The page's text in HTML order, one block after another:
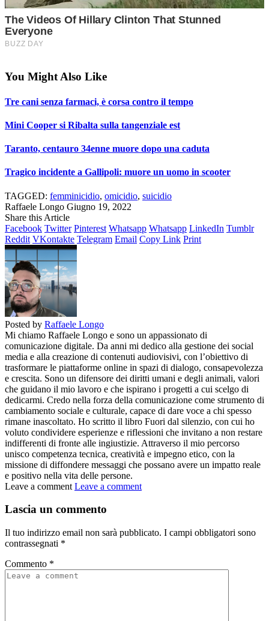
You Might Also Like
Tre cani senza farmaci, è corsa contro il tempo
Mini Cooper si Ribalta sulla tangenziale est
Taranto, centauro 34enne muore dopo una caduta
Tragico incidente a Gallipoli: muore un uomo in scooter
TAGGED: femminicidio, omicidio, suicidio
Raffaele Longo Giugno 19, 2022
Share this Article
Facebook Twitter Pinterest Whatsapp Whatsapp LinkedIn Tumblr
Reddit VKontakte Telegram Email Copy Link Print
Posted by Raffaele Longo
Mi chiamo Raffaele Longo e sono un appassionato di
comunicazione digitale. Da anni mi dedico alla gestione dei social
media e alla creazione di contenuti audiovisivi, con l’obiettivo di
trasformare le piattaforme online in spazi di dialogo, consapevolezza
e crescita. Sono un difensore dei diritti umani e degli animali, valori
che guidano il mio lavoro e che ispirano i progetti a cui scelgo di
dedicarmi. Credo nella forza della comunicazione come strumento di
cambiamento sociale e culturale, capace di dare voce a chi spesso
rimane inascoltato. Ho scritto il libro Fuori dal silenzio, con cui ho
voluto condividere esperienze e riflessioni che invitano a non restare
indifferenti di fronte alle ingiustizie. Attraverso il mio percorso
unisco competenza tecnica, creatività e impegno etico, con la
missione di diffondere messaggi che possano avere un impatto reale
e positivo nella vita delle persone.
Leave a comment Leave a comment
Lascia un commento
Il tuo indirizzo email non sarà pubblicato. I campi obbligatori sono
contrassegnati *
Commento *